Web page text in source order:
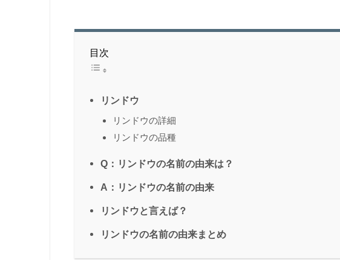
目次
リンドウ
リンドウの詳細
リンドウの品種
Q：リンドウの名前の由来は？
A：リンドウの名前の由来
リンドウと言えば？
リンドウの名前の由来まとめ